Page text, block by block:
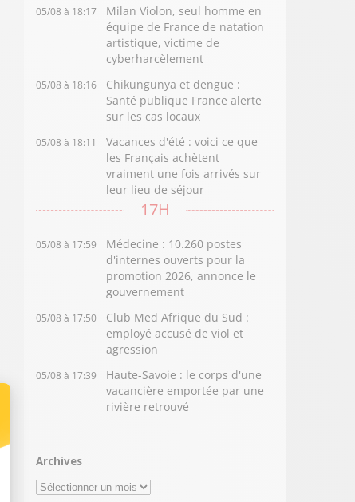
05/08 à 18:17
Milan Violon, seul homme en
équipe de France de natation
artistique, victime de
cyberharcèlement
05/08 à 18:16
Chikungunya et dengue :
Santé publique France alerte
sur les cas locaux
05/08 à 18:11
Vacances d'été : voici ce que
les Français achètent
vraiment une fois arrivés sur
leur lieu de séjour
17H
05/08 à 17:59
Médecine : 10.260 postes
d'internes ouverts pour la
promotion 2026, annonce le
gouvernement
05/08 à 17:50
Club Med Afrique du Sud :
employé accusé de viol et
agression
05/08 à 17:39
Haute-Savoie : le corps d'une
vacancière emportée par une
rivière retrouvé
Archives
Archives